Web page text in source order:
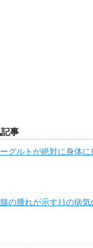
事
グルトが絶対に身体に
の腫れが示す11の病